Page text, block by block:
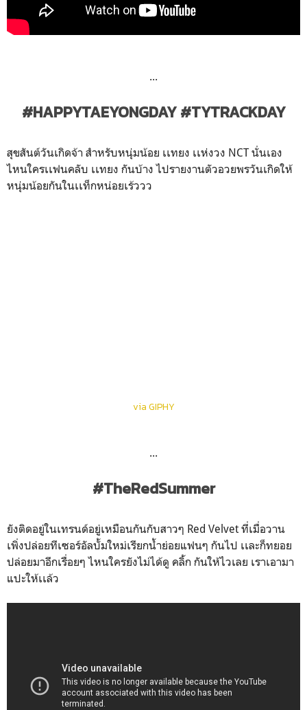
...
#HAPPYTAEYONGDAY #TYTRACKDAY
สุขสันต์วันเกิดจ้า สำหรับหนุ่มน้อย เเทยง เเห่งวง NCT นั่นเอง
ไหนใครเเฟนคลับ เเทยง กันบ้าง ไปรายงานตัวอวยพรวันเกิดให้
หนุ่มน้อยกันในเเท็กหน่อยเร้ววว
via GIPHY
...
#TheRedSummer
ยังติดอยู่ในเทรนด์อยู่เหมือนกันกับสาวๆ Red Velvet ที่เมื่อวาน
เพิ่งปล่อยทีเซอร์อัลบั้มใหม่เรียกน้ำย่อยแฟนๆ กันไป เเละก็ทยอย
ปล่อยมาอีกเรื่อยๆ ไหนใครยังไม่ได้ดู คลิ้ก กันให้ไวเลย เราเอามา
แปะให้เเล้ว